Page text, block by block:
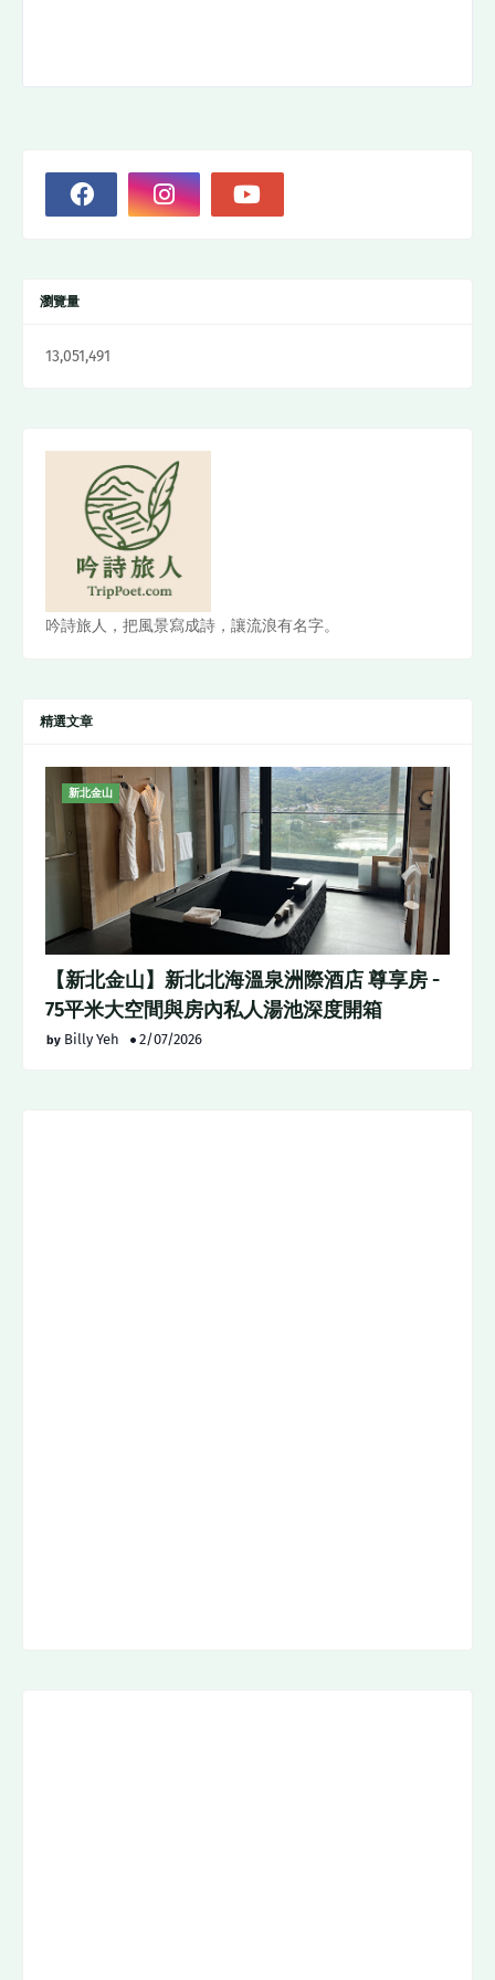
瀏覽量
13,051,491
吟詩旅人，把風景寫成詩，讓流浪有名字。
精選文章
新北金山
【新北金山】新北北海溫泉洲際酒店 尊享房 -
75平米大空間與房內私人湯池深度開箱
Billy Yeh 2/07/2026